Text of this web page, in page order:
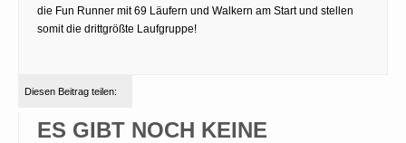
die Fun Runner mit 69 Läufern und Walkern am Start und stellen
somit die drittgrößte Laufgruppe!
Diesen Beitrag teilen:
ES GIBT NOCH KEINE